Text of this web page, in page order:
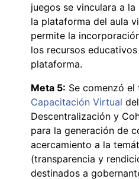
juegos se vinculara a
la plataforma del aula
permite la
los recursos
plataforma.
Meta 5: Se comenzó
Capacitación Virtual
Descentralización y
para la generación de
acercamiento a la
(transparencia y
destinados a